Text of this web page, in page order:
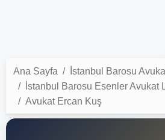
Ana Sayfa
İstanbul Barosu
İstanbul Barosu Esenler Avukat
Avukat Ercan Kuş